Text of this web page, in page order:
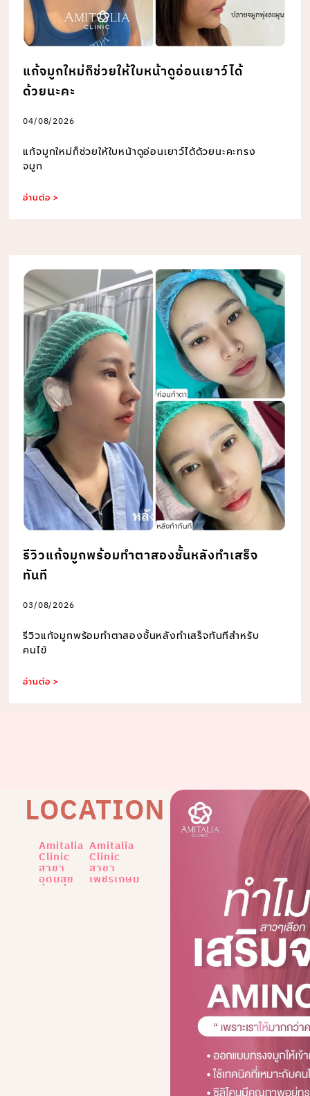
แก้จมูกใหม่ก็ช่วยให้ใบหน้าดูอ่อนเยาว์ได้
ด้วยนะคะ
04/08/2026
แก้จมูกใหม่ก็ช่วยให้ใบหน้าดูอ่อนเยาว์ได้ด้วยนะคะทรง
จมูก
อ่านต่อ >
รีวิวแก้จมูกพร้อมทำตาสองชั้นหลังทำเสร็จ
ทันที
03/08/2026
รีวิวแก้จมูกพร้อมทำตาสองชั้นหลังทำเสร็จทันทีสำหรับ
คนไข้
อ่านต่อ >
LOCATION
Amitalia
Clinic
สาขา
อุดมสุข
Amitalia
Clinic
สาขา
เพชรเกษม